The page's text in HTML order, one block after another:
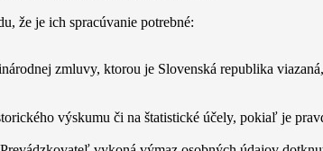
že je ich spracúvanie potrebné:
zmluvy, ktorou je Slovenská republika
výskumu či na štatistické účely, pokiaľ je